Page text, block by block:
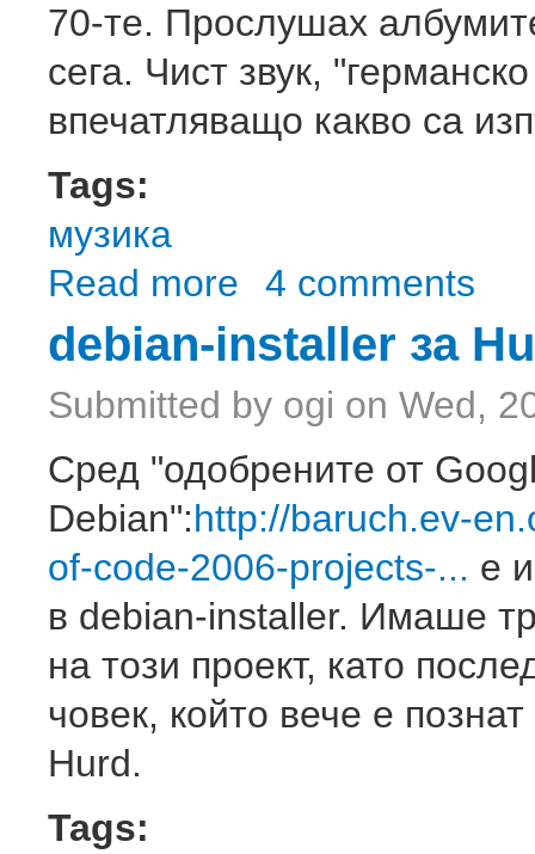
70-те. Прослушах
сега. Чист звук,
впечатляващо какво са
Tags:
музика
Read more about Kraftwerk
4 comments
debian-installer за
Submitted by ogi on Wed,
Сред "одобрените от
Debian":http://baruch.ev-
of-code-2006-projects-... е
в debian-installer. Имаше
на този проект, като
човек, който вече е
Hurd.
Tags: